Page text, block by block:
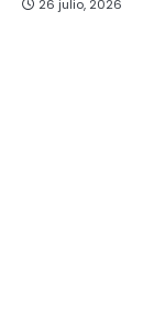
26 julio, 2026